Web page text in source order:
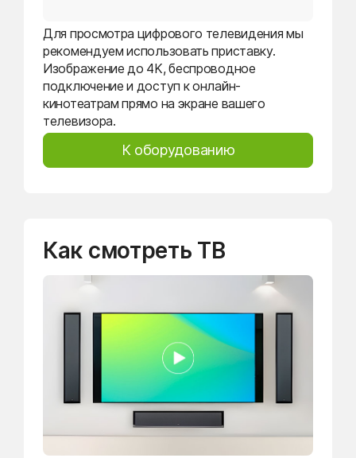
Для просмотра цифрового телевидения мы
рекомендуем использовать приставку.
Изображение до 4K, беспроводное
подключение и доступ к онлайн-
кинотеатрам прямо на экране вашего
телевизора.
К оборудованию
Как смотреть ТВ